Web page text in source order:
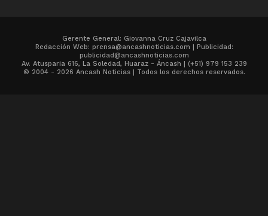
Gerente General: Giovanna Cruz Cajavilca
Redacción Web: prensa@ancashnoticias.com | Publicidad:
publicidad@ancashnoticias.com
Av. Atusparia 616, La Soledad, Huaraz - Áncash | (+51) 979 153 239
© 2004 - 2026 Ancash Noticias | Todos los derechos reservados.